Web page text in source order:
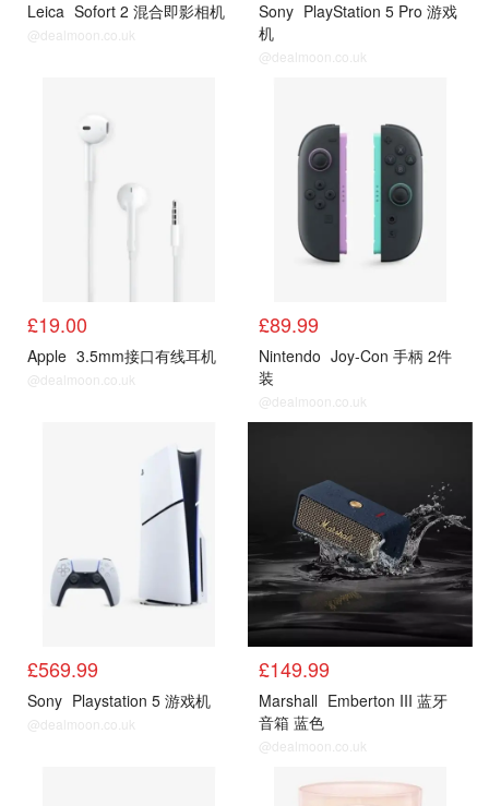
Leica Sofort 2 混合即影相机
@dealmoon.co.uk
Sony PlayStation 5 Pro 游戏
机
@dealmoon.co.uk
£19.00
Apple 3.5mm接口有线耳机
@dealmoon.co.uk
£89.99
Nintendo Joy-Con 手柄 2件
装
@dealmoon.co.uk
£569.99
Sony Playstation 5 游戏机
@dealmoon.co.uk
£149.99
Marshall Emberton III 蓝牙
音箱 蓝色
@dealmoon.co.uk
香氛蜡烛